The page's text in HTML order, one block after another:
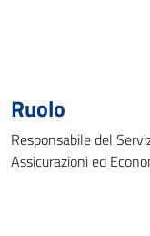
Ruolo
Responsabile del
Assicurazioni ed